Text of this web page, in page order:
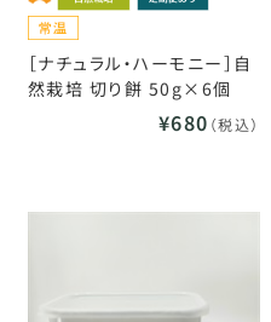
［ナチュラル・ハーモニー］自
然栽培 切り餅 50g×6個
¥680 （税込）